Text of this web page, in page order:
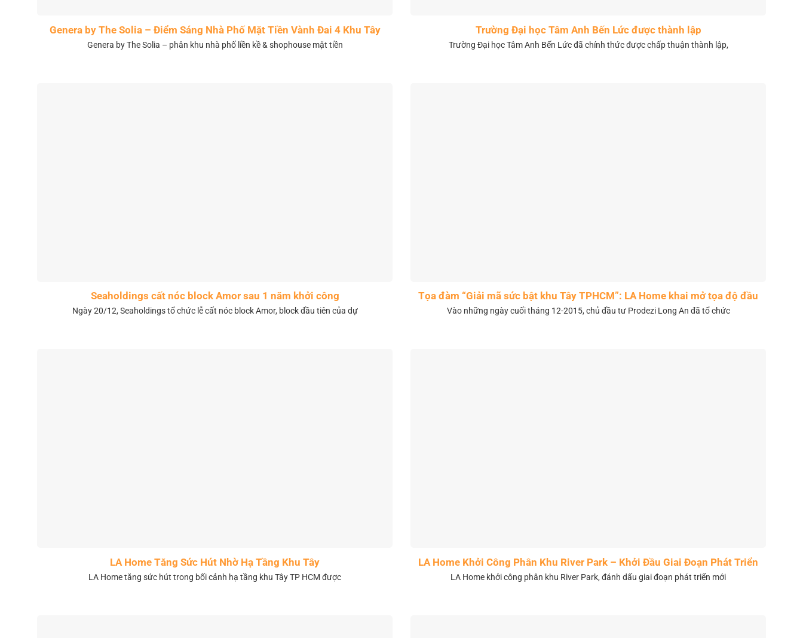
Genera by The Solia – Điểm Sáng Nhà Phố Mặt Tiền Vành Đai 4 Khu Tây
Genera by The Solia – phân khu nhà phố liền kề & shophouse mặt tiền
Trường Đại học Tâm Anh Bến Lức được thành lập
Trường Đại học Tâm Anh Bến Lức đã chính thức được chấp thuận thành lập,
Seaholdings cất nóc block Amor sau 1 năm khởi công
Ngày 20/12, Seaholdings tổ chức lễ cất nóc block Amor, block đầu tiên của dự
Tọa đàm “Giải mã sức bật khu Tây TPHCM”: LA Home khai mở tọa độ đầu
tư mới
Vào những ngày cuối tháng 12-2015, chủ đầu tư Prodezi Long An đã tổ chức
LA Home Tăng Sức Hút Nhờ Hạ Tầng Khu Tây
LA Home tăng sức hút trong bối cảnh hạ tầng khu Tây TP HCM được
LA Home Khởi Công Phân Khu River Park – Khởi Đầu Giai Đoạn Phát Triển
Mới
LA Home khởi công phân khu River Park, đánh dấu giai đoạn phát triển mới